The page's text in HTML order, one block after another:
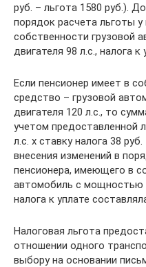
руб. – льгота 1580 руб.).
порядок расчета льготы
собственности грузовой
двигателя 98 л.с., налога к
Если пенсионер имеет в
средство – грузовой
двигателя 120 л.с., то
учетом предоставленной
л.с. х ставку налога 38
внесения изменений в
пенсионера, имеющего в
автомобиль с мощностью
налога к уплате
Налоговая льгота
отношении одного
выбору на основании